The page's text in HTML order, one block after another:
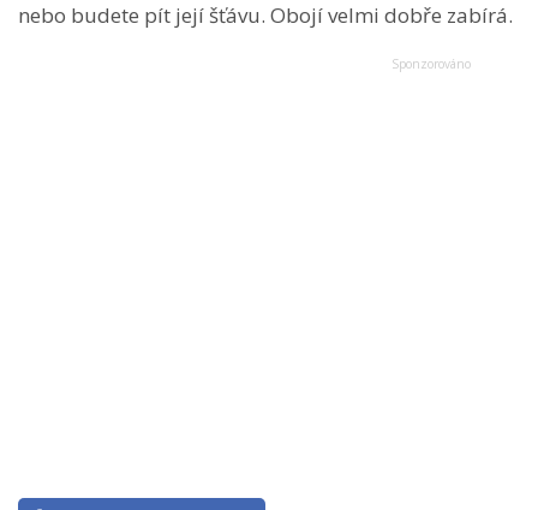
nebo budete pít její šťávu. Obojí velmi dobře zabírá.